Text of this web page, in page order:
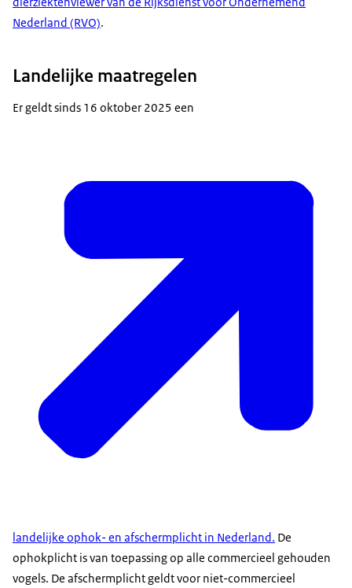
Nederland (RVO).
Landelijke maatregelen
Er geldt sinds 16 oktober 2025 een
landelijke ophok- en afschermplicht in Nederland. De
ophokplicht is van toepassing op alle commercieel gehouden
vogels. De afschermplicht geldt voor niet-commercieel